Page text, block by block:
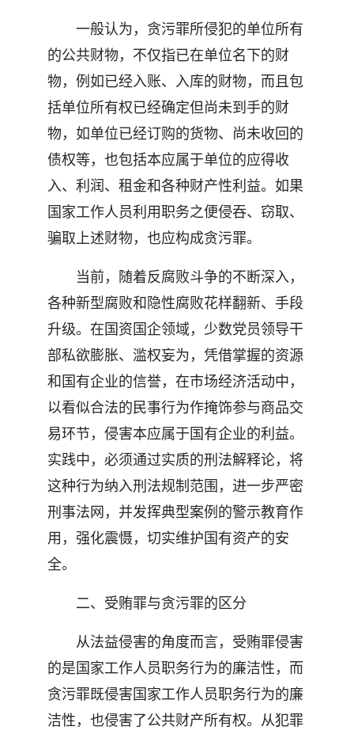
一般认为，贪污罪所侵犯的单位所有
的公共财物，不仅指已在单位名下的财
物，例如已经入账、入库的财物，而且包
括单位所有权已经确定但尚未到手的财
物，如单位已经订购的货物、尚未收回的
债权等，也包括本应属于单位的应得收
入、利润、租金和各种财产性利益。如果
国家工作人员利用职务之便侵吞、窃取、
骗取上述财物，也应构成贪污罪。
当前，随着反腐败斗争的不断深入，
各种新型腐败和隐性腐败花样翻新、手段
升级。在国资国企领域，少数党员领导干
部私欲膨胀、滥权妄为，凭借掌握的资源
和国有企业的信誉，在市场经济活动中，
以看似合法的民事行为作掩饰参与商品交
易环节，侵害本应属于国有企业的利益。
实践中，必须通过实质的刑法解释论，将
这种行为纳入刑法规制范围，进一步严密
刑事法网，并发挥典型案例的警示教育作
用，强化震慑，切实维护国有资产的安
全。
二、受贿罪与贪污罪的区分
从法益侵害的角度而言，受贿罪侵害
的是国家工作人员职务行为的廉洁性，而
贪污罪既侵害国家工作人员职务行为的廉
洁性，也侵害了公共财产所有权。从犯罪